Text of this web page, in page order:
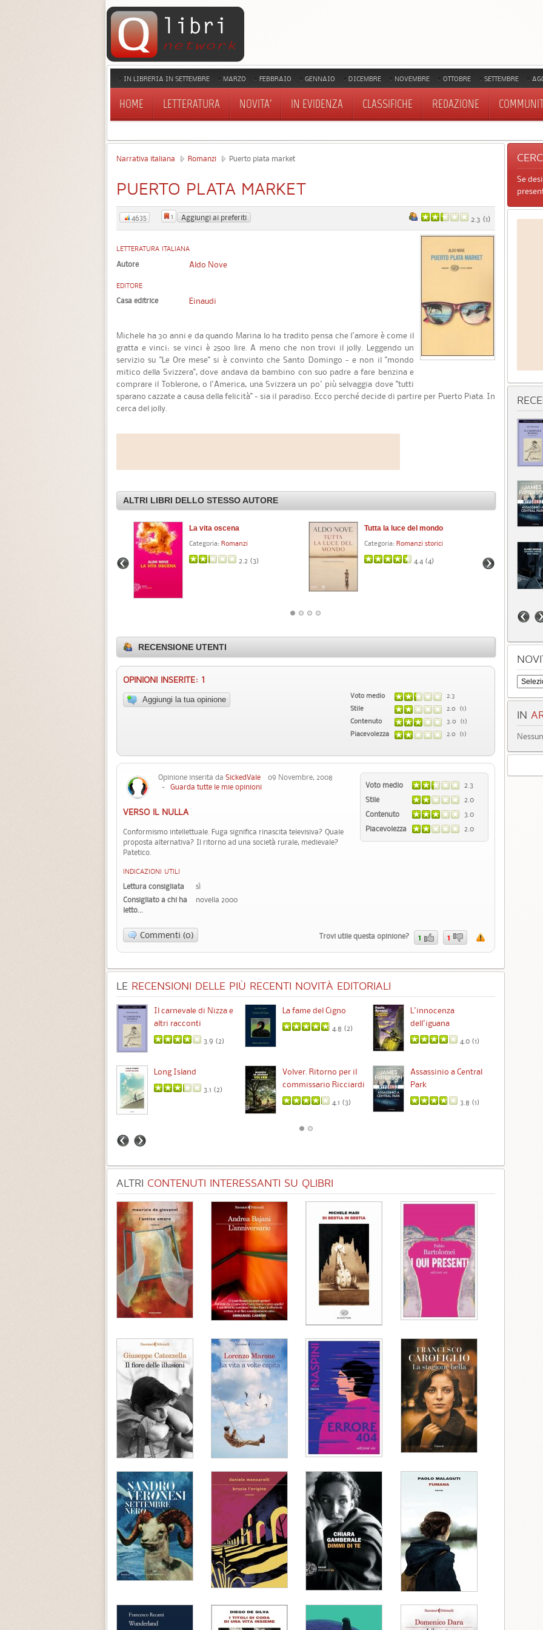
IN LIBRERIA IN SETTEMBRE MARZO FEBBRAIO GENNAIO DICEMBRE NOVEMBRE OTTOBRE SETTEMBRE
HOME LETTERATURA NOVITA' IN EVIDENZA CLASSIFICHE REDAZIONE
Narrativa italiana Romanzi Puerto plata market
PUERTO PLATA MARKET
2.3 (1)
4635 1 Aggiungi ai preferiti
LETTERATURA ITALIANA
Autore Aldo Nove
EDITORE
Casa editrice Einaudi
Michele ha 30 anni e da quando Marina lo ha tradito pensa che l'amore è come il
gratta e vinci: se vinci è 2500 lire. A meno che non trovi il jolly. Leggendo un
servizio su "Le Ore mese" si è convinto che Santo Domingo - e non il "mondo
mitico della Svizzera", dove andava da bambino con suo padre a fare benzina e
comprare il Toblerone, o l'America, una Svizzera un po' più selvaggia dove "tutti
sparano cazzate a causa della felicità" - sia il paradiso. Ecco perché decide di partire per Puerto Piata. In
cerca del jolly.
ALTRI LIBRI DELLO STESSO AUTORE
La vita oscena
Categoria: Romanzi
2.2 (3)
Tutta la luce del mondo
Categoria: Romanzi storici
4.4 (4)
Mi
RECENSIONE UTENTI
OPINIONI INSERITE: 1
Aggiungi la tua opinione Voto medio
2.3
Stile
2.0 (1)
Contenuto
3.0 (1)
Piacevolezza
2.0 (1)
Voto medio
2.3
Stile
2.0
Contenuto
3.0
Piacevolezza
2.0
Opinione inserita da SickedVale 09 Novembre, 2008
- Guarda tutte le mie opinioni
VERSO IL NULLA
Conformismo intellettuale. Fuga significa rinascita televisiva? Quale
proposta alternativa? Il ritorno ad una società rurale, medievale?
Patetico.
INDICAZIONI UTILI
Lettura consigliata
sì
Consigliato a chi ha
letto...
novella 2000
Commenti (0) Trovi utile questa opinione? 1 1
LE RECENSIONI DELLE PIÙ RECENTI NOVITÀ EDITORIALI
Il carnevale di Nizza e
altri racconti
3.9 (2)
La fame del Cigno
4.8 (2)
L'innocenza
dell'iguana
4.0 (1)
Long Island
3.1 (2)
Volver. Ritorno per il
commissario Ricciardi
4.1 (3)
Assassinio a Central
Park
3.8 (1)
ALTRI CONTENUTI INTERESSANTI SU QLIBRI
Se
IN